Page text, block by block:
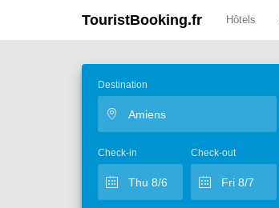
TouristBooking.fr Hôtels
Destination
Check-in Check-out